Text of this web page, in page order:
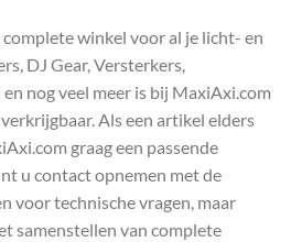
winkel voor al je licht- en
DJ Gear, Versterkers,
nog veel meer is bij MaxiAxi.com
Als een artikel elders
graag een passende
u contact opnemen met de
voor technische vragen, maar
samenstellen van complete